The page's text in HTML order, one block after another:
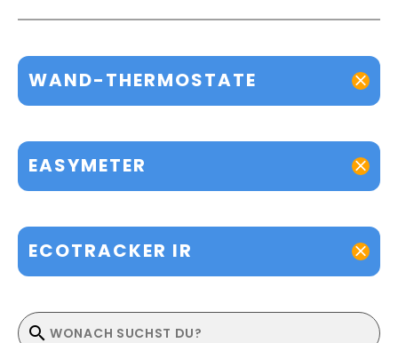
WAND-THERMOSTATE
EASYMETER
ECOTRACKER IR